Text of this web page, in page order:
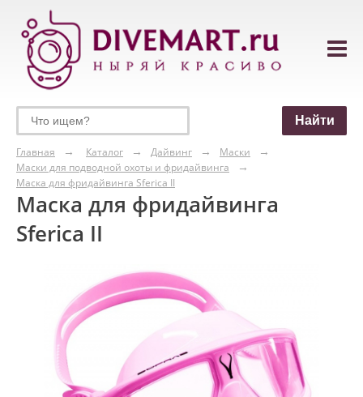
Главная Каталог Дайвинг
Маски
Маски для подводной охоты и фридайвинга
Маска для фридайвинга Sferica II
Маска для фридайвинга
Sferica II